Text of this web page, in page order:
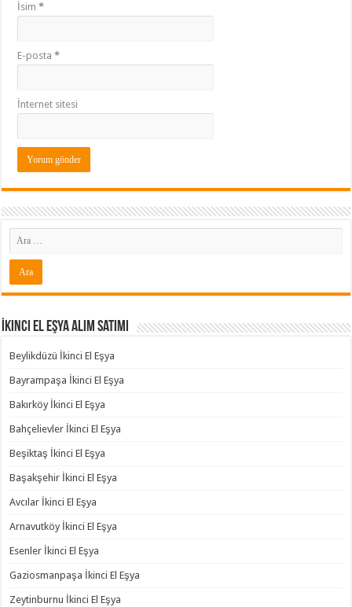
İsim*
E-posta*
İnternet sitesi
İkinci El Eşya Alım Satımı
Beylikdüzü İkinci El Eşya
Bayrampaşa İkinci El Eşya
Bakırköy İkinci El Eşya
Bahçelievler İkinci El Eşya
Beşiktaş İkinci El Eşya
Başakşehir İkinci El Eşya
Avcılar İkinci El Eşya
Arnavutköy İkinci El Eşya
Esenler İkinci El Eşya
Gaziosmanpaşa İkinci El Eşya
Zeytinburnu İkinci El Eşya